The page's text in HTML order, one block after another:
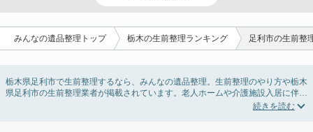
みんなの遺品整理トップ 栃木の生前整理ランキング 足利市の生前整
栃木県足利市で生前整理するなら、みんなの遺品整理。生前整理のやり方や栃木
県足利市の生前整理業者が掲載されています。老人ホームや介護施設入居に伴う
不用品の処分・回収・引き取りから、在宅介護の介護整理や福祉住環境整理まで